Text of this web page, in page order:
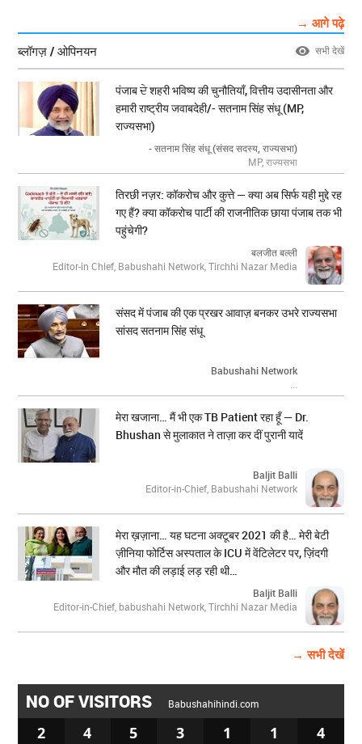
→ आगे पढ़े
ब्लॉगज़ / ओपिनयन
सभी देखें
पंजाब ਦੇ शहरी भविष्य की चुनौतियाँ, वित्तीय उदासीनता और
हमारी राष्ट्रीय जवाबदेही/- सतनाम सिंह संधू (MP,
राज्यसभा)
- सतनाम सिंह संधू (संसद सदस्य, राज्यसभा)
MP, राज्यसभा
तिरछी नज़र: कॉकरोच और कुत्ते — क्या अब सिर्फ यही मुद्दे रह
गए हैं? क्या कॉकरोच पार्टी की राजनीतिक छाया पंजाब तक भी
पहुंचेगी?
बलजीत बल्ली
Editor-in Chief, Babushahi Network, Tirchhi Nazar Media
संसद में पंजाब की एक प्रखर आवाज़ बनकर उभरे राज्यसभा
सांसद सतनाम सिंह संधू
Babushahi Network
...
मेरा खजाना… मैं भी एक TB Patient रहा हूँ — Dr.
Bhushan से मुलाकात ने ताज़ा कर दीं पुरानी यादें
Baljit Balli
Editor-in-Chief, Babushahi Network
मेरा ख़ज़ाना… यह घटना अक्टूबर 2021 की है… मेरी बेटी
ज़ीनिया फोर्टिस अस्पताल के ICU में वेंटिलेटर पर, ज़िंदगी
और मौत की लड़ाई लड़ रही थी…
Baljit Balli
Editor-in-Chief, babushahi Network, Tirchhi Nazar Media
→ सभी देखें
NO OF VISITORS Babushahihindi.com
2 4 5 3 1 1 4